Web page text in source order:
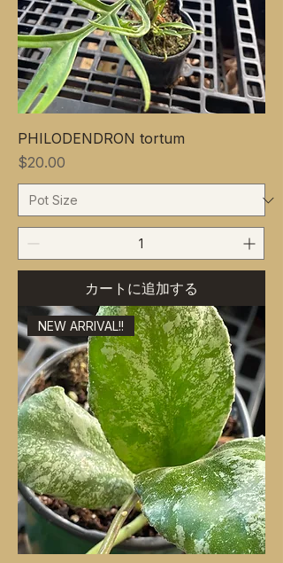
PHILODENDRON tortum
価格
$20.00
カートに追加する
NEW ARRIVAL!!